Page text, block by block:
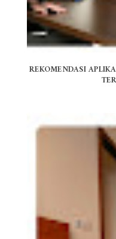
REKOMENDASI